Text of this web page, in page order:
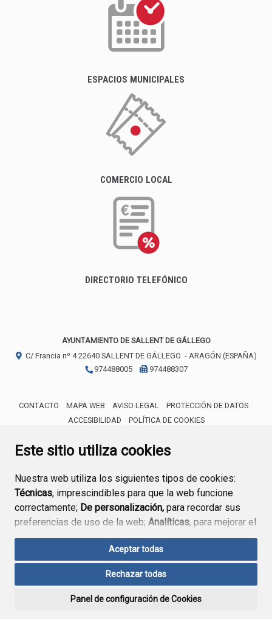
Este sitio utiliza cookies
Nuestra web utiliza los siguientes tipos de cookies:
Técnicas, imprescindibles para que la web funcione
correctamente; De personalización, para recordar sus
preferencias de uso de la web; Analíticas, para mejorar el
funcionamiento de la web y sus servicios.
Si acepta pulsando el botón“Aceptar todas”
consideramos que acepta su uso. Si pulsa el botón
ninguna acción, se guardarán las cookies técnicas
Aceptar todas
Rechazar todas
Panel de configuración de Cookies
ESPACIOS MUNICIPALES
COMERCIO LOCAL
DIRECTORIO TELEFÓNICO
AYUNTAMIENTO DE SALLENT DE GÁLLEGO
C/ Francia nº 422640 SALLENT DE GÁLLEGO - ARAGÓN (ESPAÑA)
974488005
974488307
CONTACTO MAPA WEB AVISO LEGAL
PROTECCIÓN DE DATOS
ACCESIBILIDAD
POLÍTICA DE COOKIES